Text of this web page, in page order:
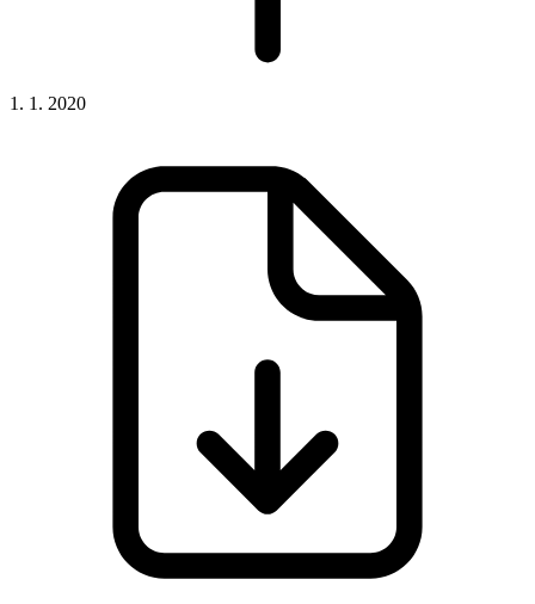
1. 1. 2020